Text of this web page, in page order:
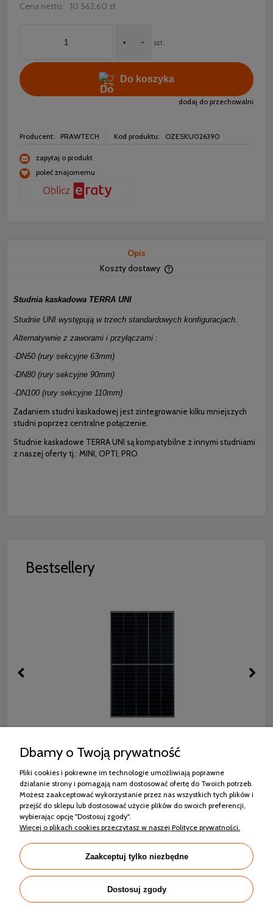
Cena netto: 10 562,60 zł
+ - szt.
Do koszyka
dodaj do przechowalni
Producent: PRAWTECH Kod produktu: OZESKU026390
zapytaj o produkt
poleć znajomemu
Opis
Koszty dostawy
Studnia kaskadowa TERRA UNI
Studnie UNI występują w trzech standardowych konfiguracjach.
Alternatywnie z zaworami i przyłączami :
-DN50 (rury sekcyjne 63mm)
-DN80 (rury sekcyjne 90mm)
-DN100 (rury sekcyjne 110mm)
Zadaniem studni kaskadowej jest zintegrowanie kilku mniejszych
studni poprzez centralne połączenie.
Studnie kaskadowe TERRA UNI są kompatybilne z innymi studniami
z naszej oferty tj.: MINI, OPTI, PRO.
Bestsellery
CZARNA RAMA
564,42 zł
Zakupy
Pomoc
Moje konto
Dbamy o Twoją prywatność
Pliki cookies i pokrewne im technologie umożliwiają poprawne
działanie strony i pomagają nam dostosować ofertę do Twoich potrzeb.
Możesz zaakceptować wykorzystanie przez nas wszystkich tych plików i
przejść do sklepu lub dostosować użycie plików do swoich preferencji,
wybierając opcję "Dostosuj zgody".
Więcej o plikach cookies przeczytasz w naszej Polityce prywatności.
Zaakceptuj tylko niezbędne
Dostosuj zgody